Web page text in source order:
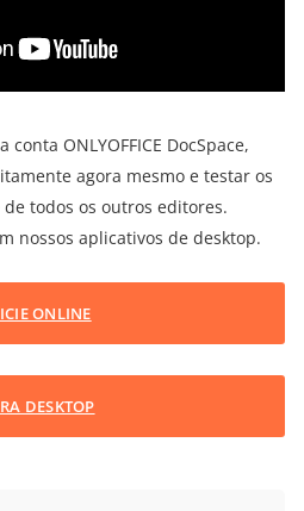
ONLYOFFICE DocSpace,
agora mesmo e testar os
todos os outros editores.
nossos aplicativos de desktop.
ONLINE
DESKTOP